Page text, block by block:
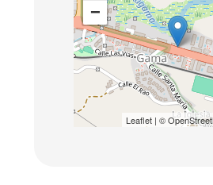
−
Leaflet| ©